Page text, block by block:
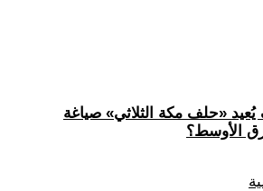
«حلف مكة الثلاثي» صياغة
الأوسط؟